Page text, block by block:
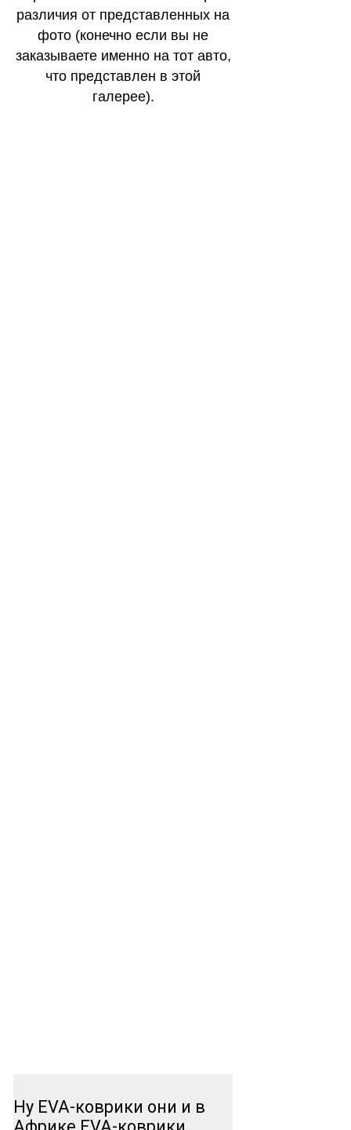
различия от представленных на
фото (конечно если вы не
заказываете именно на тот авто,
что представлен в этой
галерее).
Ну EVA-коврики они и в